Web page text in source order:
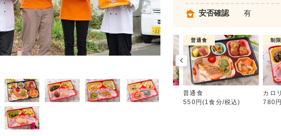
普通食
安否確認 有
介護食
やわらか食
750円(1食分/税込)
ムース食
680円(1食分/税込)
普通食
普通食
550円(1食分/税込)
制
カロ
780